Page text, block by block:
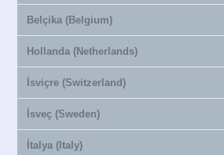
Belçika (Belgium)
Hollanda (Netherlands)
İsviçre (Switzerland)
İsveç (Sweden)
İtalya (Italy)